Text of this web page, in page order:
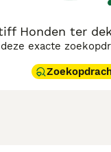
Honden ter
exacte